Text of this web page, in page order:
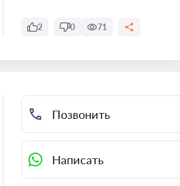
2 0 71
Позвонить
Написать